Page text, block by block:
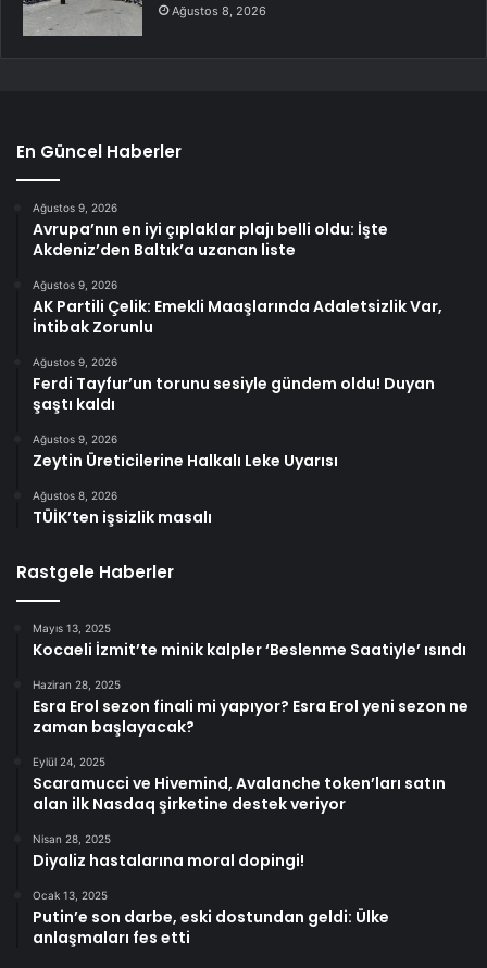
Ağustos 8, 2026
En Güncel Haberler
Ağustos 9, 2026
Avrupa’nın en iyi çıplaklar plajı belli oldu: İşte
Akdeniz’den Baltık’a uzanan liste
Ağustos 9, 2026
AK Partili Çelik: Emekli Maaşlarında Adaletsizlik Var,
İntibak Zorunlu
Ağustos 9, 2026
Ferdi Tayfur’un torunu sesiyle gündem oldu! Duyan
şaştı kaldı
Ağustos 9, 2026
Zeytin Üreticilerine Halkalı Leke Uyarısı
Ağustos 8, 2026
TÜİK’ten işsizlik masalı
Rastgele Haberler
Mayıs 13, 2025
Kocaeli İzmit’te minik kalpler ‘Beslenme Saatiyle’ ısındı
Haziran 28, 2025
Esra Erol sezon finali mi yapıyor? Esra Erol yeni sezon ne
zaman başlayacak?
Eylül 24, 2025
Scaramucci ve Hivemind, Avalanche token’ları satın
alan ilk Nasdaq şirketine destek veriyor
Nisan 28, 2025
Diyaliz hastalarına moral dopingi!
Ocak 13, 2025
Putin’e son darbe, eski dostundan geldi: Ülke
anlaşmaları fes etti